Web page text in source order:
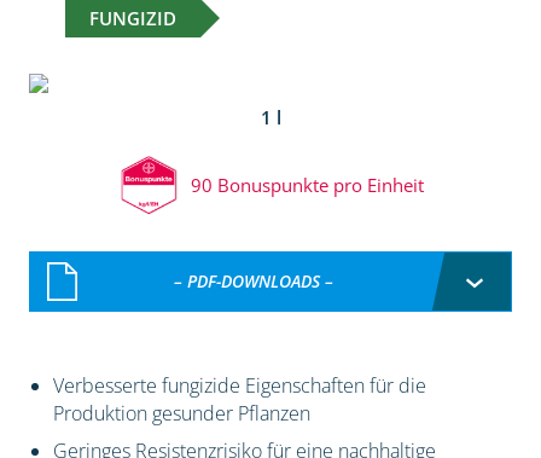
FUNGIZID
1 l
90 Bonuspunkte pro Einheit
– PDF-DOWNLOADS –
Verbesserte fungizide Eigenschaften für die
Produktion gesunder Pflanzen
Geringes Resistenzrisiko für eine nachhaltige